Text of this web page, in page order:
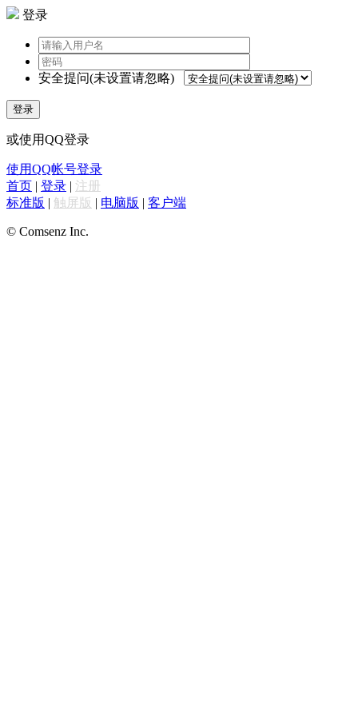
登录
安全提问(未设置请忽略)
登录
或使用QQ登录
使用QQ帐号登录
首页 | 登录 | 注册
标准版 | 触屏版 | 电脑版 | 客户端
© Comsenz Inc.